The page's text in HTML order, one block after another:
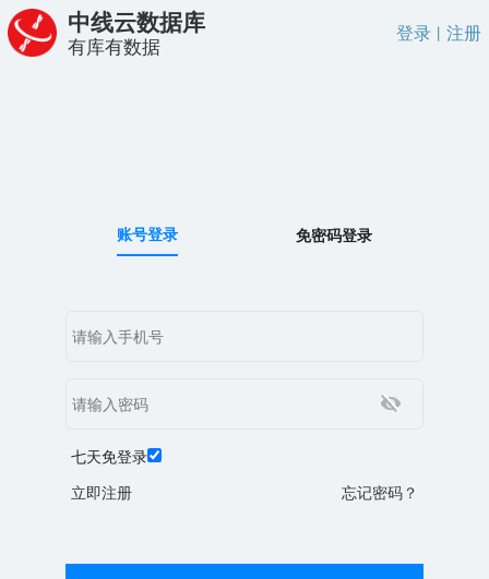
中线云数据库
有库有数据
登录 丨 注册
账号登录 免密码登录
七天免登录
立即注册
忘记密码？